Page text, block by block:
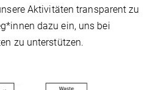
Aktivitäten transparent zu
dazu ein, uns bei
zu unterstützen.